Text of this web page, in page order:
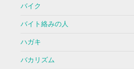
バイク
バイト絡みの人
ハガキ
バカリズム